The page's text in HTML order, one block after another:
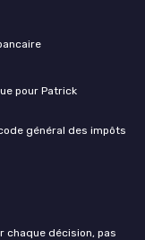
pour Patrick
général des impôts
chaque décision, pas